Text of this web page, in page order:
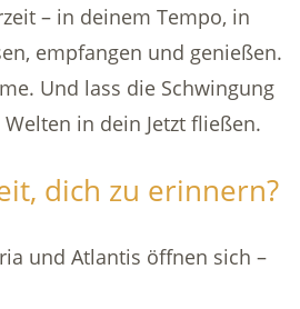
– in deinem Tempo, in
empfangen und genießen.
Und lass die Schwingung
in dein Jetzt fließen.
dich zu erinnern?
und Atlantis öffnen sich –